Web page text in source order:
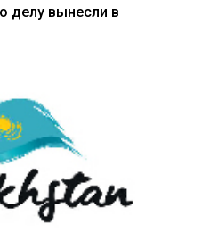
делу вынесли в